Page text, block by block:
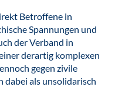
Betroffene in
Spannungen und
der Verband in
derartig komplexen
gegen zivile
dabei als unsolidarisch